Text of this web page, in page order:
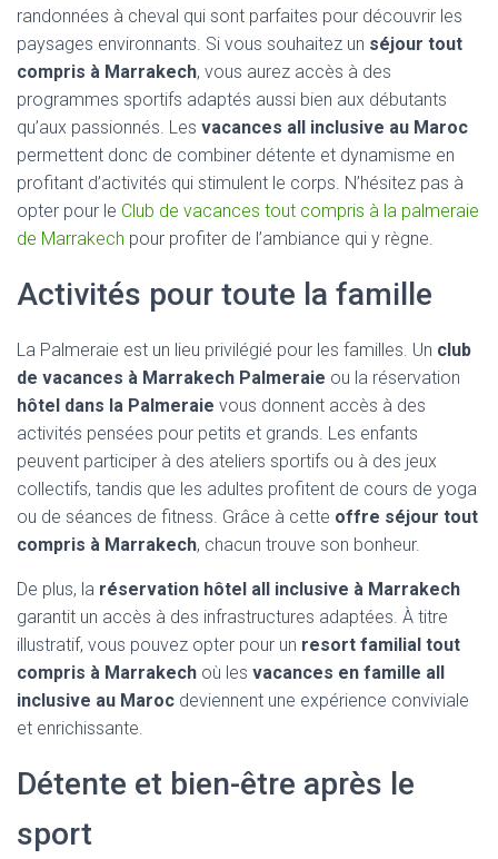
randonnées à cheval qui sont parfaites pour découvrir les
paysages environnants. Si vous souhaitez un séjour tout
compris à Marrakech, vous aurez accès à des
programmes sportifs adaptés aussi bien aux débutants
qu’aux passionnés. Les vacances all inclusive au Maroc
permettent donc de combiner détente et dynamisme en
profitant d’activités qui stimulent le corps. N’hésitez pas à
opter pour le Club de vacances tout compris à la palmeraie
de Marrakech pour profiter de l’ambiance qui y règne.
Activités pour toute la famille
La Palmeraie est un lieu privilégié pour les familles. Un club
de vacances à Marrakech Palmeraie ou la réservation
hôtel dans la Palmeraie vous donnent accès à des
activités pensées pour petits et grands. Les enfants
peuvent participer à des ateliers sportifs ou à des jeux
collectifs, tandis que les adultes profitent de cours de yoga
ou de séances de fitness. Grâce à cette offre séjour tout
compris à Marrakech, chacun trouve son bonheur.
De plus, la réservation hôtel all inclusive à Marrakech
garantit un accès à des infrastructures adaptées. À titre
illustratif, vous pouvez opter pour un resort familial tout
compris à Marrakech où les vacances en famille all
inclusive au Maroc deviennent une expérience conviviale
et enrichissante.
Détente et bien-être après le
sport